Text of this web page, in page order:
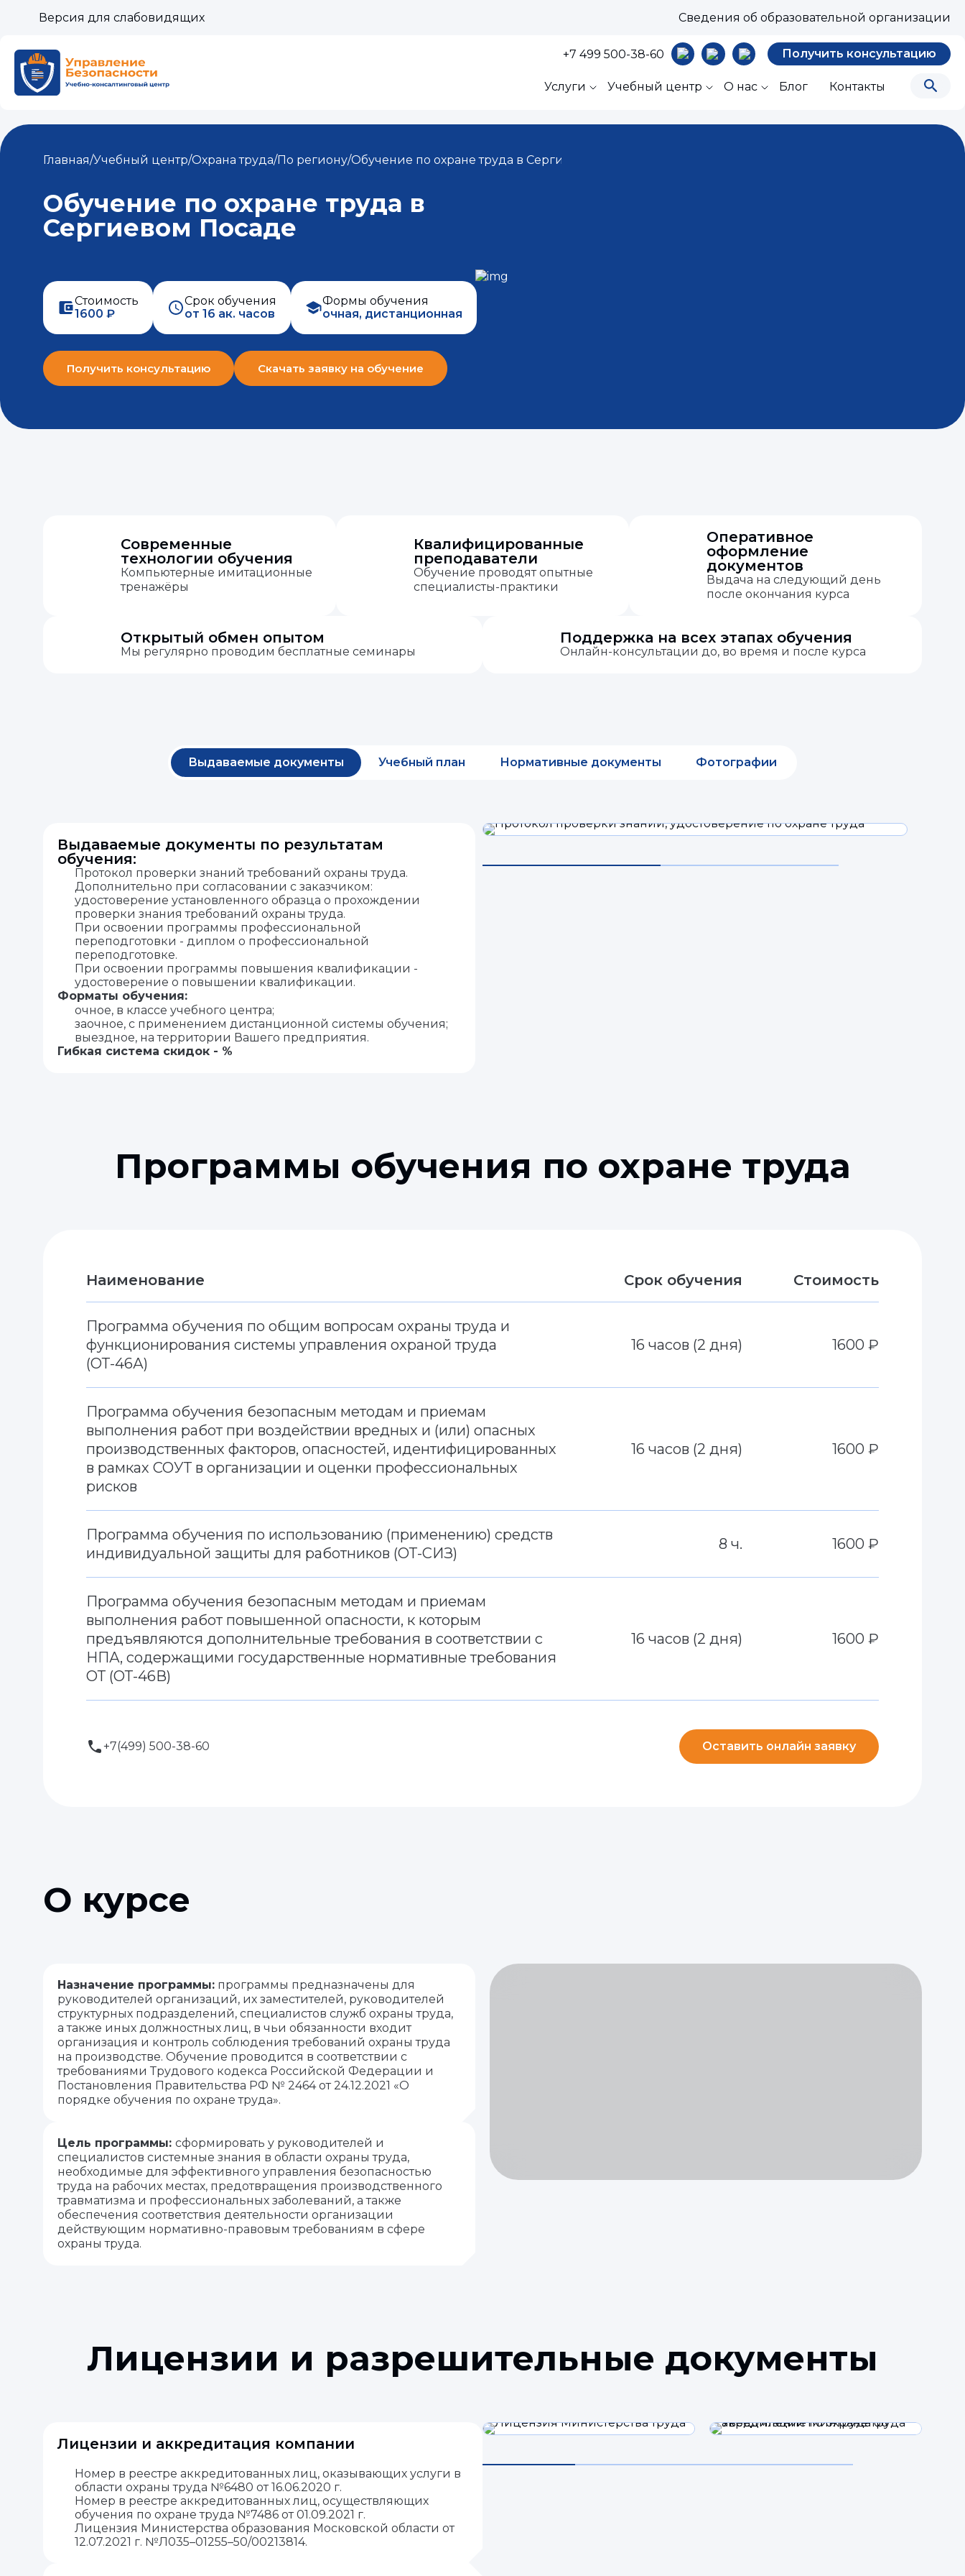
Версия для слабовидящих Сведения об образовательной организации
+7 499 500-38-60 Получить консультацию
Услуги Учебный центр О нас Блог Контакты
Главная/Учебный центр/Охрана труда/По региону/Обучение по охране труда в Сергиевом Посаде
Обучение по охране труда в
Сергиевом Посаде
Стоимость
1600 ₽
Срок обучения
от 16 ак. часов
Формы обучения
очная, дистанционная
Получить консультацию Скачать заявку на обучение
Современные
технологии обучения
Компьютерные имитационные
тренажёры
Квалифицированные
преподаватели
Обучение проводят опытные
специалисты-практики
Оперативное
оформление
документов
Выдача на следующий день
после окончания курса
Открытый обмен опытом
Мы регулярно проводим бесплатные семинары
Поддержка на всех этапах обучения
Онлайн-консультации до, во время и после курса
Выдаваемые документы Учебный план Нормативные документы Фотографии
Выдаваемые документы по результатам
обучения:
Протокол проверки знаний требований охраны труда.
Дополнительно при согласовании с заказчиком:
удостоверение установленного образца о прохождении
проверки знания требований охраны труда.
При освоении программы профессиональной
переподготовки - диплом о профессиональной
переподготовке.
При освоении программы повышения квалификации -
удостоверение о повышении квалификации.
Форматы обучения:
очное, в классе учебного центра;
заочное, с применением дистанционной системы обучения;
выездное, на территории Вашего предприятия.
Гибкая система скидок - %
Программы обучения по охране труда
Наименование Срок обучения Стоимость
Программа обучения по общим вопросам охраны труда и
функционирования системы управления охраной труда
(ОТ-46А)
16 часов (2 дня) 1600 ₽
Программа обучения безопасным методам и приемам
выполнения работ при воздействии вредных и (или) опасных
производственных факторов, опасностей, идентифицированных
в рамках СОУТ в организации и оценки профессиональных
рисков
16 часов (2 дня) 1600 ₽
Программа обучения по использованию (применению) средств
индивидуальной защиты для работников (ОТ-СИЗ)
8 ч. 1600 ₽
Программа обучения безопасным методам и приемам
выполнения работ повышенной опасности, к которым
предъявляются дополнительные требования в соответствии с
НПА, содержащими государственные нормативные требования
ОТ (ОТ-46В)
16 часов (2 дня) 1600 ₽
+7(499) 500-38-60 Оставить онлайн заявку
О курсе
Назначение программы: программы предназначены для
руководителей организаций, их заместителей, руководителей
структурных подразделений, специалистов служб охраны труда,
а также иных должностных лиц, в чьи обязанности входит
организация и контроль соблюдения требований охраны труда
на производстве. Обучение проводится в соответствии с
требованиями Трудового кодекса Российской Федерации и
Постановления Правительства РФ № 2464 от 24.12.2021 «О
порядке обучения по охране труда».
Цель программы: сформировать у руководителей и
специалистов системные знания в области охраны труда,
необходимые для эффективного управления безопасностью
труда на рабочих местах, предотвращения производственного
травматизма и профессиональных заболеваний, а также
обеспечения соответствия деятельности организации
действующим нормативно-правовым требованиям в сфере
охраны труда.
Лицензии и разрешительные документы
Лицензии и аккредитация компании
Номер в реестре аккредитованных лиц, оказывающих услуги в
области охраны труда №6480 от 16.06.2020 г.
Номер в реестре аккредитованных лиц, осуществляющих
обучения по охране труда №7486 от 01.09.2021 г.
Лицензия Министерства образования Московской области от
12.07.2021 г. №Л035–01255–50/00213814.